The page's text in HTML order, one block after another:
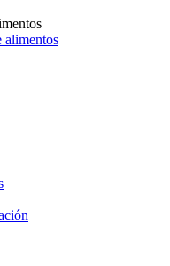
alimentos